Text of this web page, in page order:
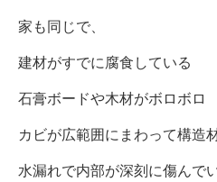
家も同じで、
建材がすでに腐食している
石膏ボードや木材がボロボロ
カビが広範囲にまわって構造
水漏れで内部が深刻に傷んで